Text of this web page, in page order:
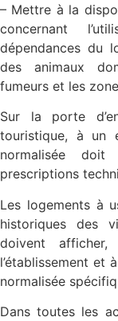
– Mettre à la
concernant
dépendances du
des animaux
fumeurs et les
Sur la porte
touristique, à un
normalisée doit
prescriptions
Les logements à
historiques des
doivent
l’établissement et
normalisée
Dans toutes les